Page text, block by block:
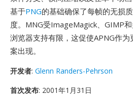
基于PNG的基础确保了每帧的无损
度。MNG受ImageMagick、GIMP
浏览器支持有限，这促使APNG作
案出现。
开发者: Glenn Randers-Pehrson
首次发布: 2001年1月31日